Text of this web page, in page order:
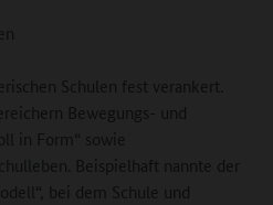
Schulen fest verankert.
Bewegungs- und
in Form“ sowie
Beispielhaft nannte der
bei dem Schule und